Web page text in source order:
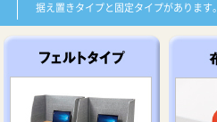
据え置きタイプと固定タイプがありま